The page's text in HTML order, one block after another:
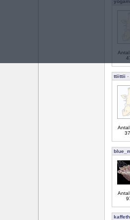
ttiittii -